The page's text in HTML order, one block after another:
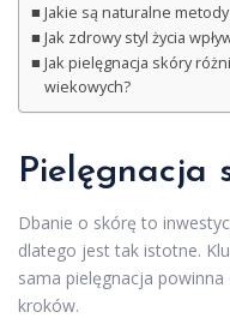
Jakie są naturalne
Jak zdrowy styl życia
Jak pielęgnacja skóry
wiekowych?
Pielęgnacja
Dbanie o skórę to
dlatego jest tak istotne.
sama pielęgnacja
kroków.